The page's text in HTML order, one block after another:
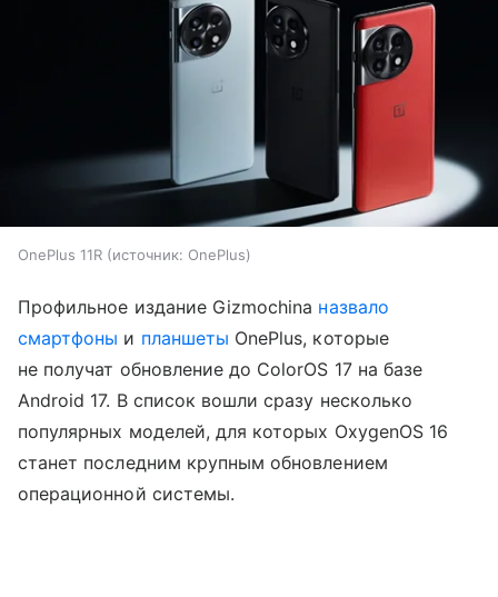
OnePlus 11R источник: OnePlus
Профильное издание Gizmochina назвало
смартфоны и планшеты OnePlus, которые
не получат обновление до ColorOS 17 на базе
Android 17. В список вошли сразу несколько
популярных моделей, для которых OxygenOS 16
станет последним крупным обновлением
операционной системы.